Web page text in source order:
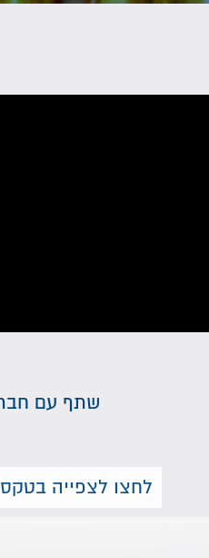
שתף עם
לחצו לצפייה בטקס